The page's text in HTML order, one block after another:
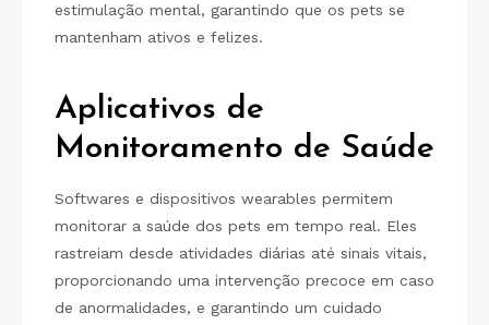
estimulação mental, garantindo que os pets se
mantenham ativos e felizes.
Aplicativos de
Monitoramento de Saúde
Softwares e dispositivos wearables permitem
monitorar a saúde dos pets em tempo real. Eles
rastreiam desde atividades diárias até sinais vitais,
proporcionando uma intervenção precoce em caso
de anormalidades, e garantindo um cuidado